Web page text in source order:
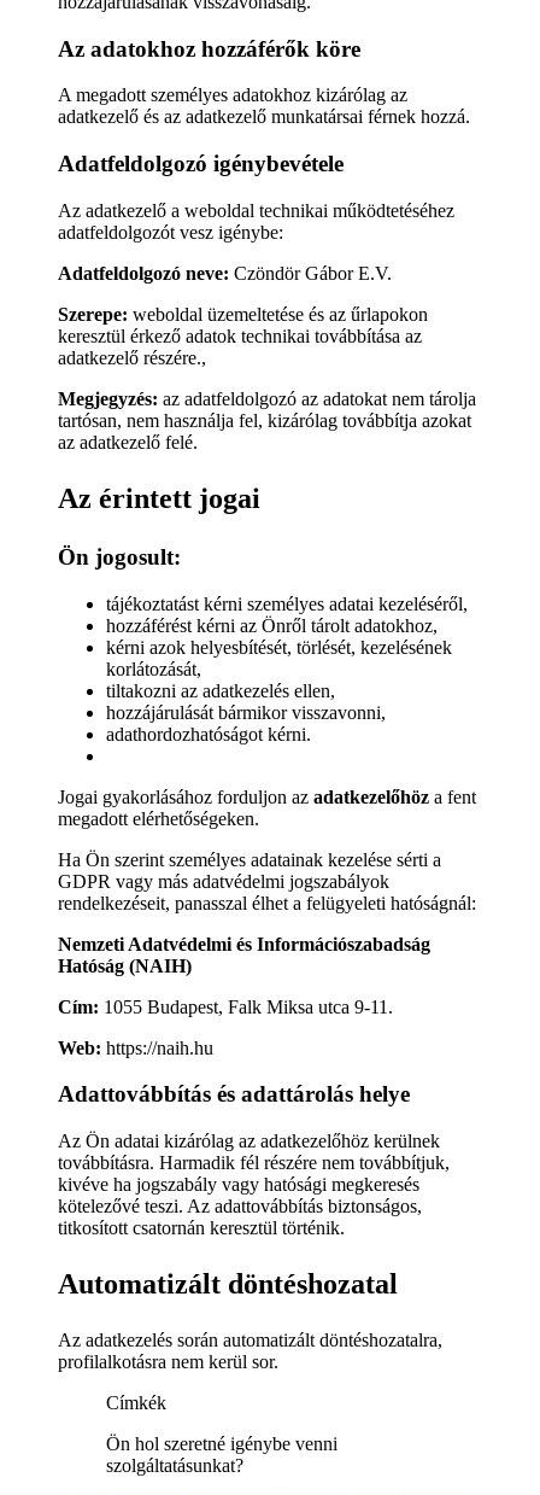
Az adatokhoz hozzáférők köre
A megadott személyes adatokhoz kizárólag az
adatkezelő és az adatkezelő munkatársai férnek hozzá.
Adatfeldolgozó igénybevétele
Az adatkezelő a weboldal technikai működtetéséhez
adatfeldolgozót vesz igénybe:
Adatfeldolgozó neve: Czöndör Gábor E.V.
Szerepe: weboldal üzemeltetése és az űrlapokon
keresztül érkező adatok technikai továbbítása az
adatkezelő részére.,
Megjegyzés: az adatfeldolgozó az adatokat nem tárolja
tartósan, nem használja fel, kizárólag továbbítja azokat
az adatkezelő felé.
Az érintett jogai
Ön jogosult:
tájékoztatást kérni személyes adatai kezeléséről,
hozzáférést kérni az Önről tárolt adatokhoz,
kérni azok helyesbítését, törlését, kezelésének
korlátozását,
tiltakozni az adatkezelés ellen,
hozzájárulását bármikor visszavonni,
adathordozhatóságot kérni.
Jogai gyakorlásához forduljon az adatkezelőhöz a fent
megadott elérhetőségeken.
Ha Ön szerint személyes adatainak kezelése sérti a
GDPR vagy más adatvédelmi jogszabályok
rendelkezéseit, panasszal élhet a felügyeleti hatóságnál:
Nemzeti Adatvédelmi és Információszabadság
Hatóság (NAIH)
Cím: 1055 Budapest, Falk Miksa utca 9-11.
Web: https://naih.hu
Adattovábbítás és adattárolás helye
Az Ön adatai kizárólag az adatkezelőhöz kerülnek
továbbításra. Harmadik fél részére nem továbbítjuk,
kivéve ha jogszabály vagy hatósági megkeresés
kötelezővé teszi. Az adattovábbítás biztonságos,
titkosított csatornán keresztül történik.
Automatizált döntéshozatal
Az adatkezelés során automatizált döntéshozatalra,
profilalkotásra nem kerül sor.
Címkék
Ön hol szeretné igénybe venni
szolgáltatásunkat?